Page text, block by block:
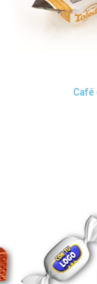
Café